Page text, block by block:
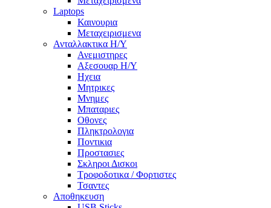
Laptops
Καινουρια
Μεταχειρισμενα
Ανταλλακτικα H/Y
Ανεμιστηρες
Αξεσουαρ Η/Υ
Ηχεια
Μητρικες
Μνημες
Μπαταριες
Οθονες
Πληκτρολογια
Ποντικια
Προστασιες
Σκληροι Δισκοι
Τροφοδοτικα / Φορτιστες
Τσαντες
Αποθηκευση